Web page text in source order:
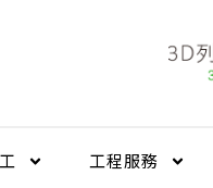
工程服務